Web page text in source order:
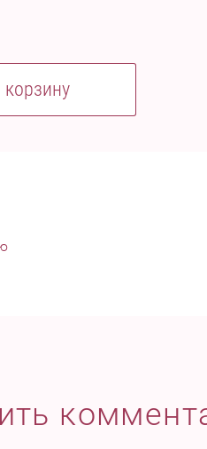
корзину